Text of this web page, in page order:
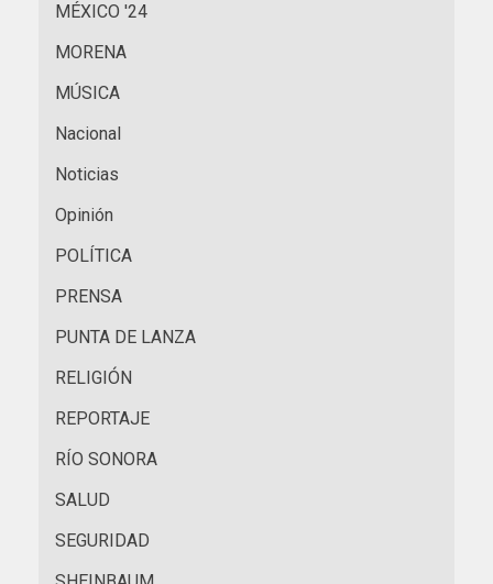
MÉXICO '24
MORENA
MÚSICA
Nacional
Noticias
Opinión
POLÍTICA
PRENSA
PUNTA DE LANZA
RELIGIÓN
REPORTAJE
RÍO SONORA
SALUD
SEGURIDAD